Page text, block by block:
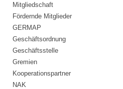
Mitgliedschaft
Fördernde Mitglieder
GERMAP
Geschäftsordnung
Geschäftsstelle
Gremien
Kooperationspartner
NAK